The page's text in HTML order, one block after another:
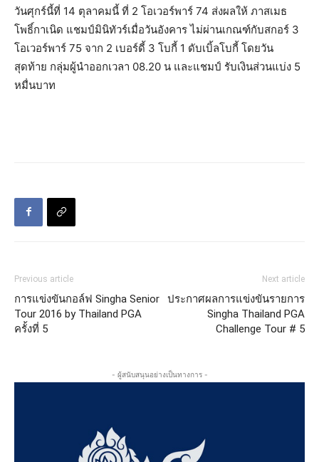
วันศุกร์นี้ที่ 14 ตุลาคมนี้ ที่ 2 โอเวอร์พาร์ 74 ส่งผลให้ ภาสเมธ
โพธิ์กาเนิด แชมป์มินิทัวร์เมื่อวันอังคาร ไม่ผ่านเกณฑ์กับสกอร์ 3
โอเวอร์พาร์ 75 จาก 2 เบอร์ดี้ 3 โบกี้ 1 ดับเบิ้ลโบกี้ โดยวัน
สุดท้าย กลุ่มผู้นำออกเวลา 08.20 น และแชมป์ รับเงินส่วนแบ่ง 5
หมื่นบาท
Previous article
การแข่งขันกอล์ฟ Singha Senior
Tour 2016 by Thailand PGA
ครั้งที่ 5
Next article
ประกาศผลการแข่งขันรายการ
Singha Thailand PGA
Challenge Tour # 5
- ผู้สนับสนุนอย่างเป็นทางการ -